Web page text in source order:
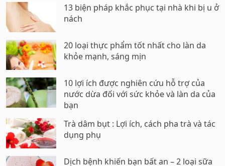
13 biện pháp khắc phục tại nhà khi bị u ở
nách
20 loại thực phẩm tốt nhất cho làn da
khỏe mạnh, sáng mịn
10 lợi ích được nghiên cứu hỗ trợ của
nước dừa đối với sức khỏe và làn da của
bạn
Trà dâm bụt : Lợi ích, cách pha trà và tác
dụng phụ
Dịch bệnh khiến bạn bất an – 2 loại sữa